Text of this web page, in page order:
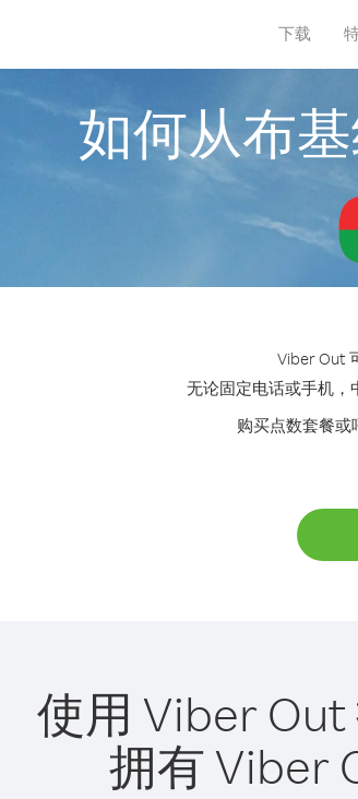
下载
如何从布
Viber Out
无论固定电话或手机，
购买点数套餐或
使用 Viber Out
拥有 Viber